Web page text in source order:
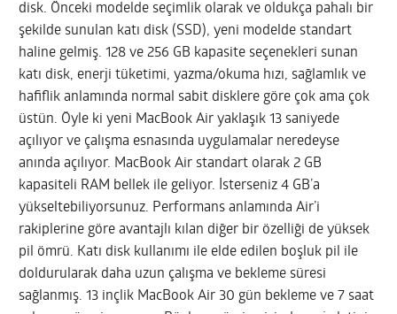
disk. Önceki modelde seçimlik olarak ve oldukça pahalı bir
şekilde sunulan katı disk (SSD), yeni modelde standart
haline gelmiş. 128 ve 256 GB kapasite seçenekleri sunan
katı disk, enerji tüketimi, yazma/okuma hızı, sağlamlık ve
hafiflik anlamında normal sabit disklere göre çok ama çok
üstün. Öyle ki yeni MacBook Air yaklaşık 13 saniyede
açılıyor ve çalışma esnasında uygulamalar neredeyse
anında açılıyor. MacBook Air standart olarak 2 GB
kapasiteli RAM bellek ile geliyor. İsterseniz 4 GB’a
yükseltebiliyorsunuz. Performans anlamında Air’i
rakiplerine göre avantajlı kılan diğer bir özelliği de yüksek
pil ömrü. Katı disk kullanımı ile elde edilen boşluk pil ile
doldurularak daha uzun çalışma ve bekleme süresi
sağlanmış. 13 inçlik MacBook Air 30 gün bekleme ve 7 saat